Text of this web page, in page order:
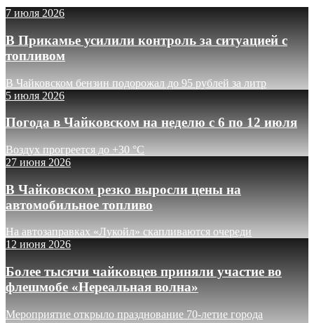
7 июля 2026
В Прикамье усилили контроль за ситуацией с
топливом
В Чайковском бензин подорожал до 95 рублей за литр
5 июля 2026
Погода в Чайковском на неделю с 6 по 12 июля
Воздух прогреется до +30 °C
27 июня 2026
В Чайковском резко выросли цены на
автомобильное топливо
На автозаправках «Лукойл» скапливаются очереди
12 июня 2026
Более тысячи чайковцев приняли участие во
флешмобе «Нереальная волна»
Мероприятие открыло празднование 70-летие города